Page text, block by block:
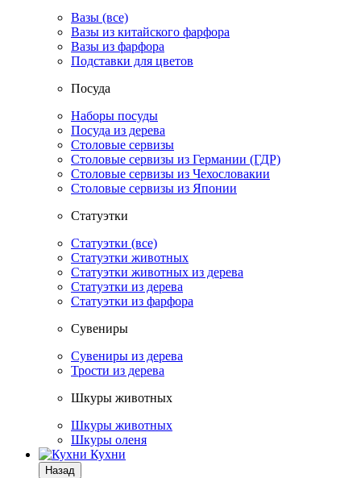
Вазы (все)
Вазы из китайского фарфора
Вазы из фарфора
Подставки для цветов
Посуда
Наборы посуды
Посуда из дерева
Столовые сервизы
Столовые сервизы из Германии (ГДР)
Столовые сервизы из Чехословакии
Столовые сервизы из Японии
Статуэтки
Статуэтки (все)
Статуэтки животных
Статуэтки животных из дерева
Статуэтки из дерева
Статуэтки из фарфора
Сувениры
Сувениры из дерева
Трости из дерева
Шкуры животных
Шкуры животных
Шкуры оленя
Кухни
Назад